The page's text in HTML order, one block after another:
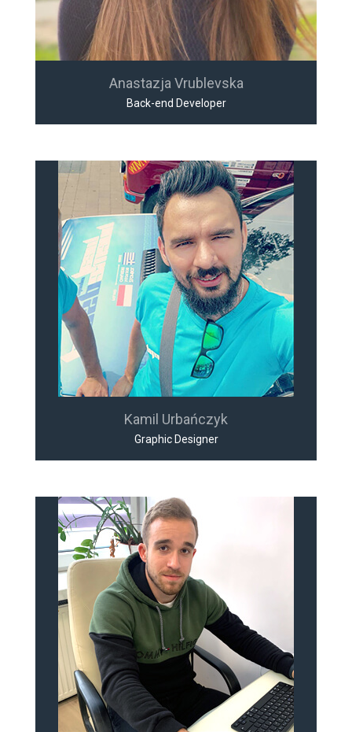
Anastazja Vrublevska
Back-end Developer
Kamil Urbańczyk
Graphic Designer